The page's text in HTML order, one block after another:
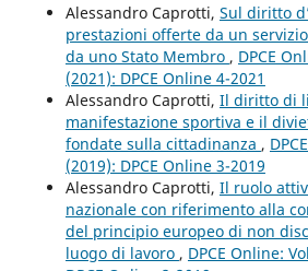
Alessandro Caprotti, Sul diritto
prestazioni offerte da un
da uno Stato Membro , DPCE
(2021): DPCE Online 4-2021
Alessandro Caprotti, Il diritto di
manifestazione sportiva e il
fondate sulla cittadinanza ,
(2019): DPCE Online 3-2019
Alessandro Caprotti, Il ruolo
nazionale con riferimento alla
del principio europeo di non
luogo di lavoro , DPCE Online: